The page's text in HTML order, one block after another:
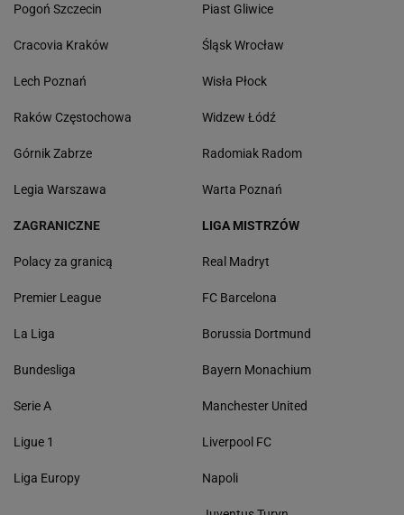
Pogoń Szczecin
Cracovia Kraków
Lech Poznań
Raków Częstochowa
Górnik Zabrze
Legia Warszawa
Piast Gliwice
Śląsk Wrocław
Wisła Płock
Widzew Łódź
Radomiak Radom
Warta Poznań
ZAGRANICZNE
Polacy za granicą
Premier League
La Liga
Bundesliga
Serie A
Ligue 1
Liga Europy
LIGA MISTRZÓW
Real Madryt
FC Barcelona
Borussia Dortmund
Bayern Monachium
Manchester United
Liverpool FC
Napoli